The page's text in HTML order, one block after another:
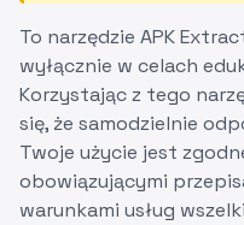
To narzędzie APK
wyłącznie w celach
Korzystając z tego
się, że samodzielnie
Twoje użycie jest
obowiązującymi
warunkami usług